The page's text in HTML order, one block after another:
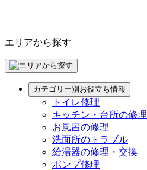
エリアから探す
カテゴリー別お役立ち情報
トイレ修理
キッチン・台所の修理
お風呂の修理
洗面所のトラブル
給湯器の修理・交換
ポンプ修理